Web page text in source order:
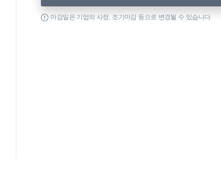
마감일은 기업의 사정, 조기마감 등으로 변경될 수 있습니다.